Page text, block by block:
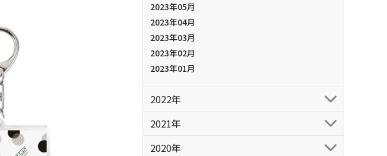
2023年05月
2023年04月
2023年03月
2023年02月
2023年01月
2022年
2021年
2020年